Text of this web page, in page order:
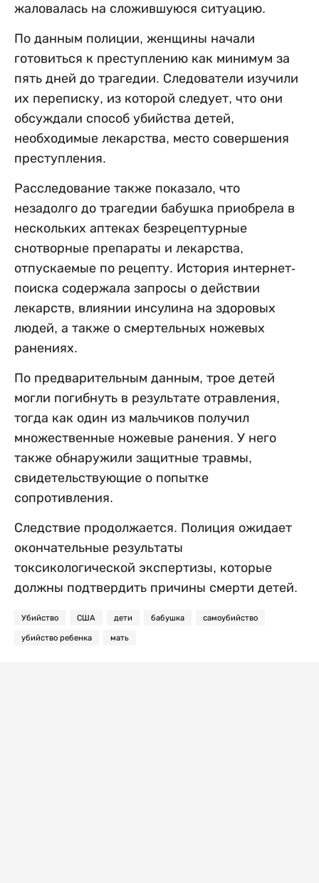
жаловалась на сложившуюся ситуацию.
По данным полиции, женщины начали
готовиться к преступлению как минимум за
пять дней до трагедии. Следователи изучили
их переписку, из которой следует, что они
обсуждали способ убийства детей,
необходимые лекарства, место совершения
преступления.
Расследование также показало, что
незадолго до трагедии бабушка приобрела в
нескольких аптеках безрецептурные
снотворные препараты и лекарства,
отпускаемые по рецепту. История интернет-
поиска содержала запросы о действии
лекарств, влиянии инсулина на здоровых
людей, а также о смертельных ножевых
ранениях.
По предварительным данным, трое детей
могли погибнуть в результате отравления,
тогда как один из мальчиков получил
множественные ножевые ранения. У него
также обнаружили защитные травмы,
свидетельствующие о попытке
сопротивления.
Следствие продолжается. Полиция ожидает
окончательные результаты
токсикологической экспертизы, которые
должны подтвердить причины смерти детей.
Убийство США дети бабушка самоубийство
убийство ребенка мать